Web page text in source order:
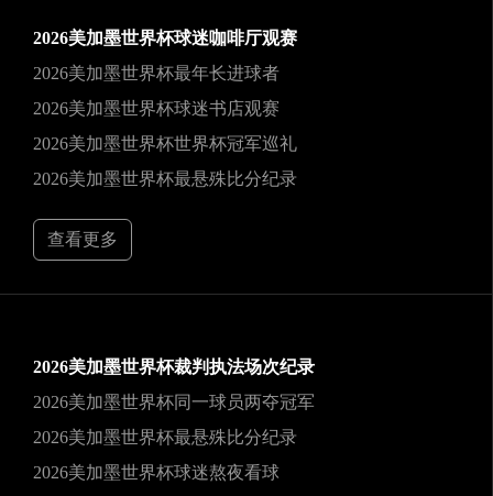
2026美加墨世界杯球迷咖啡厅观赛
2026美加墨世界杯最年长进球者
2026美加墨世界杯球迷书店观赛
2026美加墨世界杯世界杯冠军巡礼
2026美加墨世界杯最悬殊比分纪录
查看更多
2026美加墨世界杯裁判执法场次纪录
2026美加墨世界杯同一球员两夺冠军
2026美加墨世界杯最悬殊比分纪录
2026美加墨世界杯球迷熬夜看球